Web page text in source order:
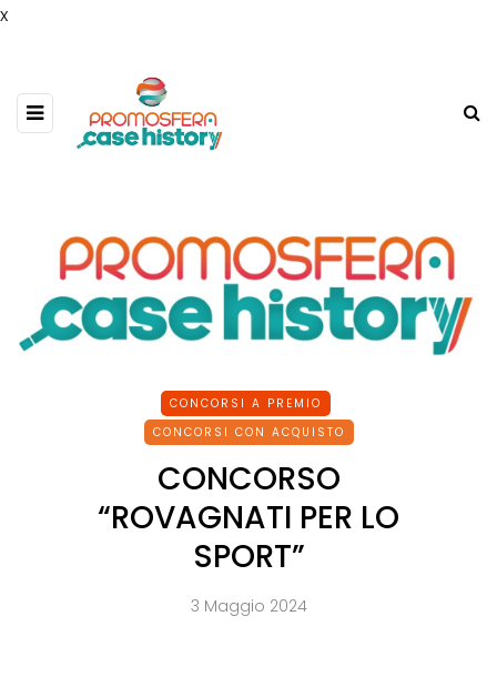
x
CONCORSI A PREMIO
CONCORSI CON ACQUISTO
CONCORSO
“ROVAGNATI PER LO
SPORT”
3 Maggio 2024